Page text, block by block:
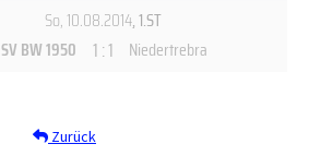
So, 10.08.2014, 1.ST
SV BW 1950
1 : 1 Niedertrebra
Zurück